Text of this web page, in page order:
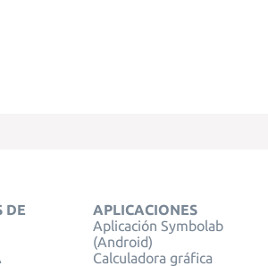
DE
APLICACIONES
Aplicación Symbolab
(Android)
Calculadora gráfica